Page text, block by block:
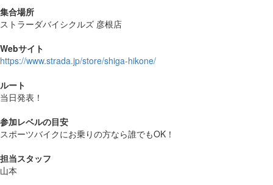
集合場所
ストラーダバイシクルズ 彦根店
Webサイト
https://www.strada.jp/store/shiga-hikone/
ルート
当日発表！
参加レベルの目安
スポーツバイクにお乗りの方なら誰でもOK！
担当スタッフ
山本